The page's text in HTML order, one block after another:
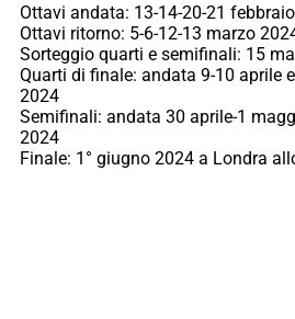
Ottavi andata: 13-14-20-21
Ottavi ritorno: 5-6-12-13 marzo
Sorteggio quarti e semifinali: 15
Quarti di finale: andata 9-10 aprile
2024
Semifinali: andata 30 aprile-1
2024
Finale: 1° giugno 2024 a Londra